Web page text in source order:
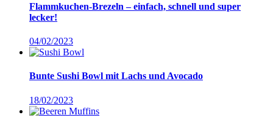
Flammkuchen-Brezeln – einfach, schnell und super
lecker!
04/02/2023
Bunte Sushi Bowl mit Lachs und Avocado
18/02/2023